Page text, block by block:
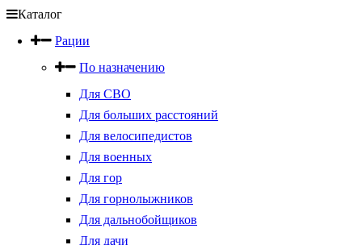
Каталог
Рации
По назначению
Для СВО
Для больших расстояний
Для велосипедистов
Для военных
Для гор
Для горнолыжников
Для дальнобойщиков
Для дачи